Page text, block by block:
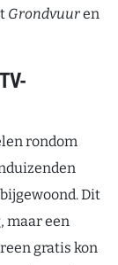
Grondvuuren
rondom
Dit
maar een
gratis kon